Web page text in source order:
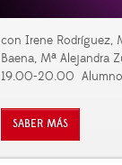
con Irene Rodríguez,
Baena, Mª Alejandra
19.00-20.00
SABER MÁS